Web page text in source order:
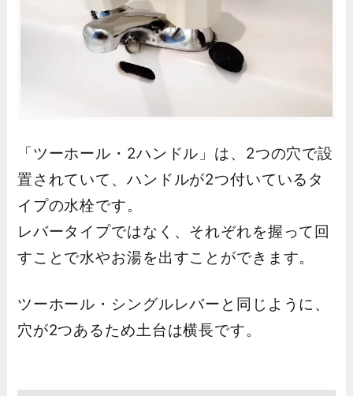
「ツーホール・2ハンドル」は、2つの穴で設
置されていて、ハンドルが2つ付いているタ
イプの水栓です。
レバータイプではなく、それぞれを握って回
すことで水やお湯を出すことができます。
ツーホール・シングルレバーと同じように、
穴が2つあるため土台は横長です。